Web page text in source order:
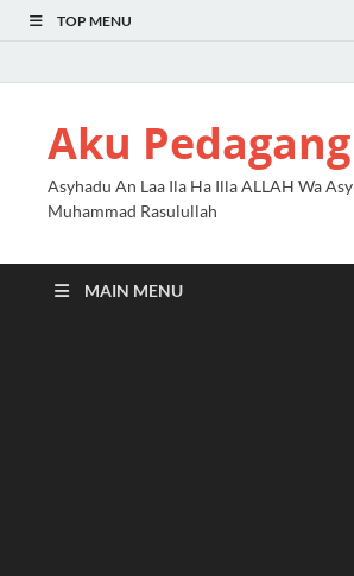
TOP MENU
Aku
Asyhadu An Laa Ila Ha Illa ALLAH Wa
Muhammad Rasulullah
MAIN MENU